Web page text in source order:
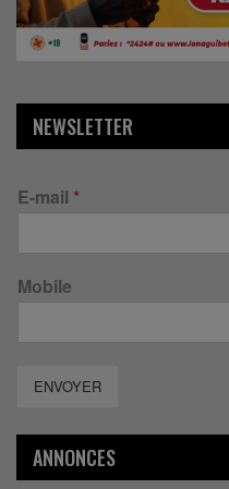
NEWSLETTER
E-mail *
Mobile
ENVOYER
ANNONCES